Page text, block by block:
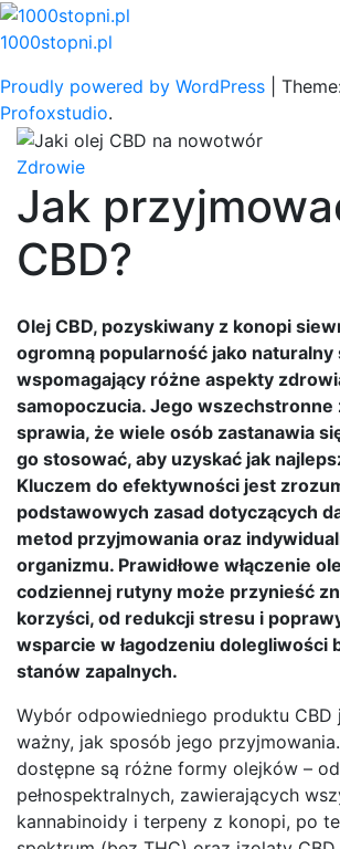
Skip
to
1000stopni.pl
Proudly powered by WordPress
Profoxstudio.
Zdrowie
Jak
CBD?
Olej CBD, pozyskiwany z konopi
ogromną popularność jako naturalny
wspomagający różne aspekty
samopoczucia. Jego wszechstronne
sprawia, że wiele osób zastanawia
go stosować, aby uzyskać jak
Kluczem do efektywności jest
podstawowych zasad dotyczących
metod przyjmowania oraz
organizmu. Prawidłowe włączenie
codziennej rutyny może przynieść
korzyści, od redukcji stresu i
wsparcie w łagodzeniu dolegliwości
stanów zapalnych.
Wybór odpowiedniego produktu CBD
ważny, jak sposób jego
dostępne są różne formy olejków – od
pełnospektralnych, zawierających
kannabinoidy i terpeny z konopi, po